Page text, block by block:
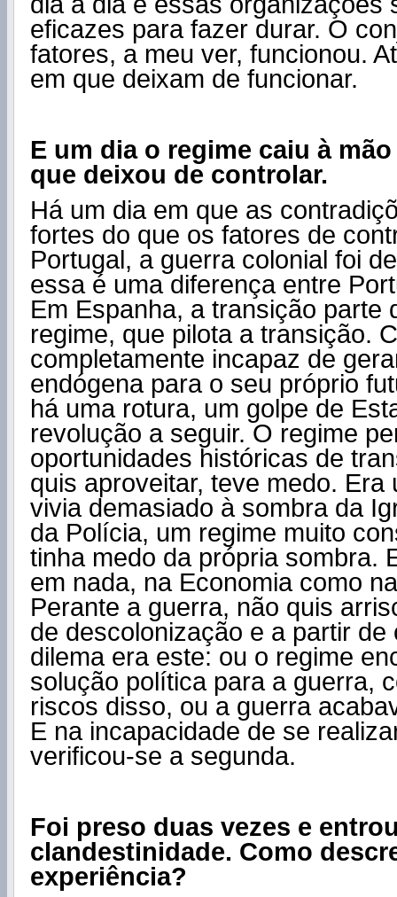
eficazes para fazer durar. O
fatores, a meu ver, funcionou.
em que deixam de funcionar.
E um dia o regime caiu à
que deixou de controlar.
Há um dia em que as
fortes do que os fatores de
Portugal, a guerra colonial foi
essa é uma diferença entre
Em Espanha, a transição parte
regime, que pilota a transição.
completamente incapaz de
endógena para o seu próprio
há uma rotura, um golpe de
revolução a seguir. O regime
oportunidades históricas de
quis aproveitar, teve medo. Era
vivia demasiado à sombra da
da Polícia, um regime muito
tinha medo da própria sombra.
em nada, na Economia como
Perante a guerra, não quis
de descolonização e a partir de
dilema era este: ou o regime
solução política para a guerra,
riscos disso, ou a guerra
E na incapacidade de se
verificou-se a segunda.
Foi preso duas vezes e
clandestinidade. Como
experiência?